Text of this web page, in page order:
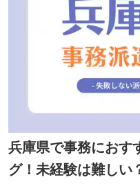
兵庫県で事務におす
グ！未経験は難しい